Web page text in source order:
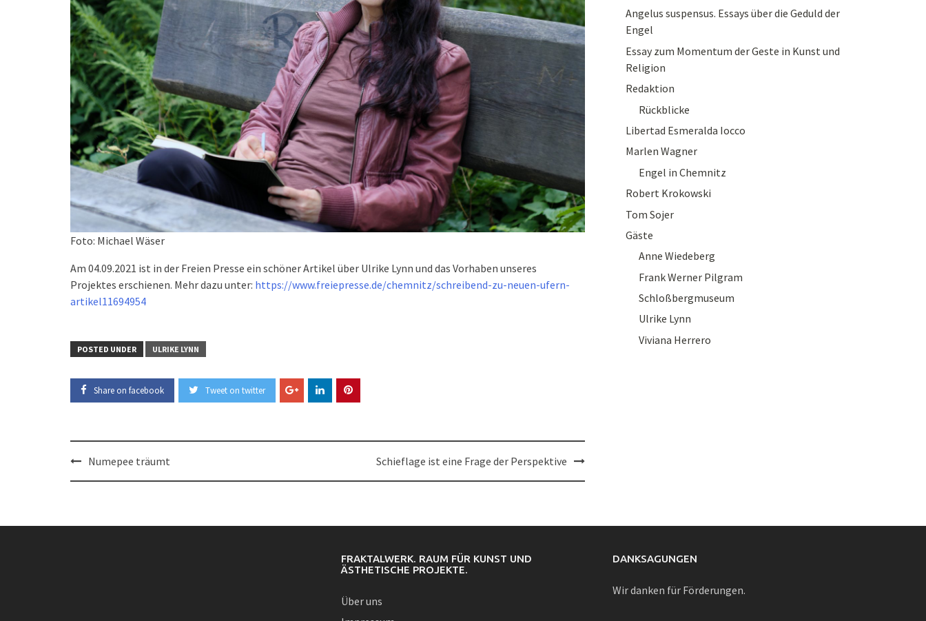
Foto: Michael Wäser
Am 04.09.2021 ist in der Freien Presse ein schöner Artikel über Ulrike Lynn und das Vorhaben unseres
Projektes erschienen. Mehr dazu unter: https://www.freiepresse.de/chemnitz/schreibend-zu-neuen-ufern-
artikel11694954
POSTED UNDER ULRIKE LYNN
Share on facebook Tweet on twitter
PostNumepee träumt Schieflage ist eine Frage der Perspektive
Angelus suspensus. Essays über die Geduld der
Engel
Essay zum Momentum der Geste in Kunst und
Religion
Redaktion
Rückblicke
Libertad Esmeralda Iocco
Marlen Wagner
Engel in Chemnitz
Robert Krokowski
Tom Sojer
Gäste
Anne Wiedeberg
Frank Werner Pilgram
Schloßbergmuseum
Ulrike Lynn
Viviana Herrero
FRAKTALWERK. RAUM FÜR KUNST UND
ÄSTHETISCHE PROJEKTE.
Über uns
DANKSAGUNGEN
Wir danken für Förderungen.